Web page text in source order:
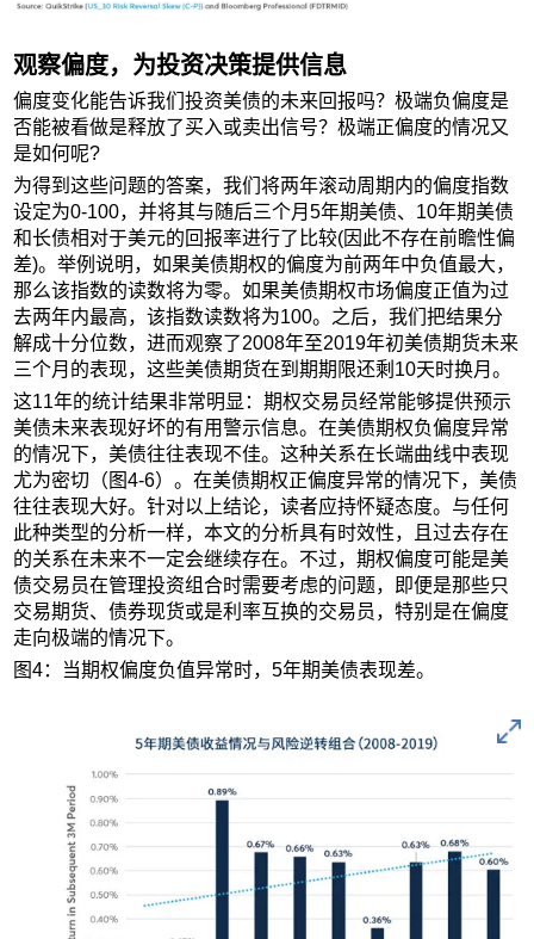
观察偏度，为投资决策提供信息
偏度变化能告诉我们投资美债的未来回报吗？极端负偏度是
否能被看做是释放了买入或卖出信号？极端正偏度的情况又
是如何呢?
为得到这些问题的答案，我们将两年滚动周期内的偏度指数
设定为0-100，并将其与随后三个月5年期美债、10年期美债
和长债相对于美元的回报率进行了比较(因此不存在前瞻性偏
差)。举例说明，如果美债期权的偏度为前两年中负值最大，
那么该指数的读数将为零。如果美债期权市场偏度正值为过
去两年内最高，该指数读数将为100。之后，我们把结果分
解成十分位数，进而观察了2008年至2019年初美债期货未来
三个月的表现，这些美债期货在到期期限还剩10天时换月。
这11年的统计结果非常明显：期权交易员经常能够提供预示
美债未来表现好坏的有用警示信息。在美债期权负偏度异常
的情况下，美债往往表现不佳。这种关系在长端曲线中表现
尤为密切（图4-6）。在美债期权正偏度异常的情况下，美债
往往表现大好。针对以上结论，读者应持怀疑态度。与任何
此种类型的分析一样，本文的分析具有时效性，且过去存在
的关系在未来不一定会继续存在。不过，期权偏度可能是美
债交易员在管理投资组合时需要考虑的问题，即便是那些只
交易期货、债券现货或是利率互换的交易员，特别是在偏度
走向极端的情况下。
图4：当期权偏度负值异常时，5年期美债表现差。